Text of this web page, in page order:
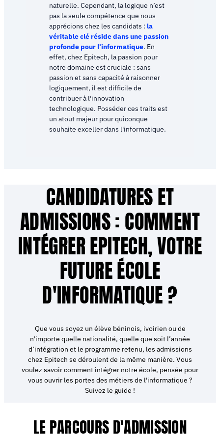
naturelle. Cependant, la logique n’est
pas la seule compétence que nous
apprécions chez les candidats : la
véritable clé réside dans une passion
profonde pour l'informatique. En
effet, chez Epitech, la passion pour
notre domaine est cruciale : sans
passion et sans capacité à raisonner
logiquement, il est difficile de
contribuer à l'innovation
technologique. Posséder ces traits est
un atout majeur pour quiconque
souhaite exceller dans l'informatique.
CANDIDATURES ET
ADMISSIONS : COMMENT
INTÉGRER EPITECH, VOTRE
FUTURE ÉCOLE
D'INFORMATIQUE ?
Que vous soyez un élève béninois, ivoirien ou de
n'importe quelle nationalité, quelle que soit l’année
d’intégration et le programme retenu, les admissions
chez Epitech se déroulent de la même manière. Vous
voulez savoir comment intégrer notre école, pensée pour
vous ouvrir les portes des métiers de l'informatique ?
Suivez le guide !
LE PARCOURS D'ADMISSION